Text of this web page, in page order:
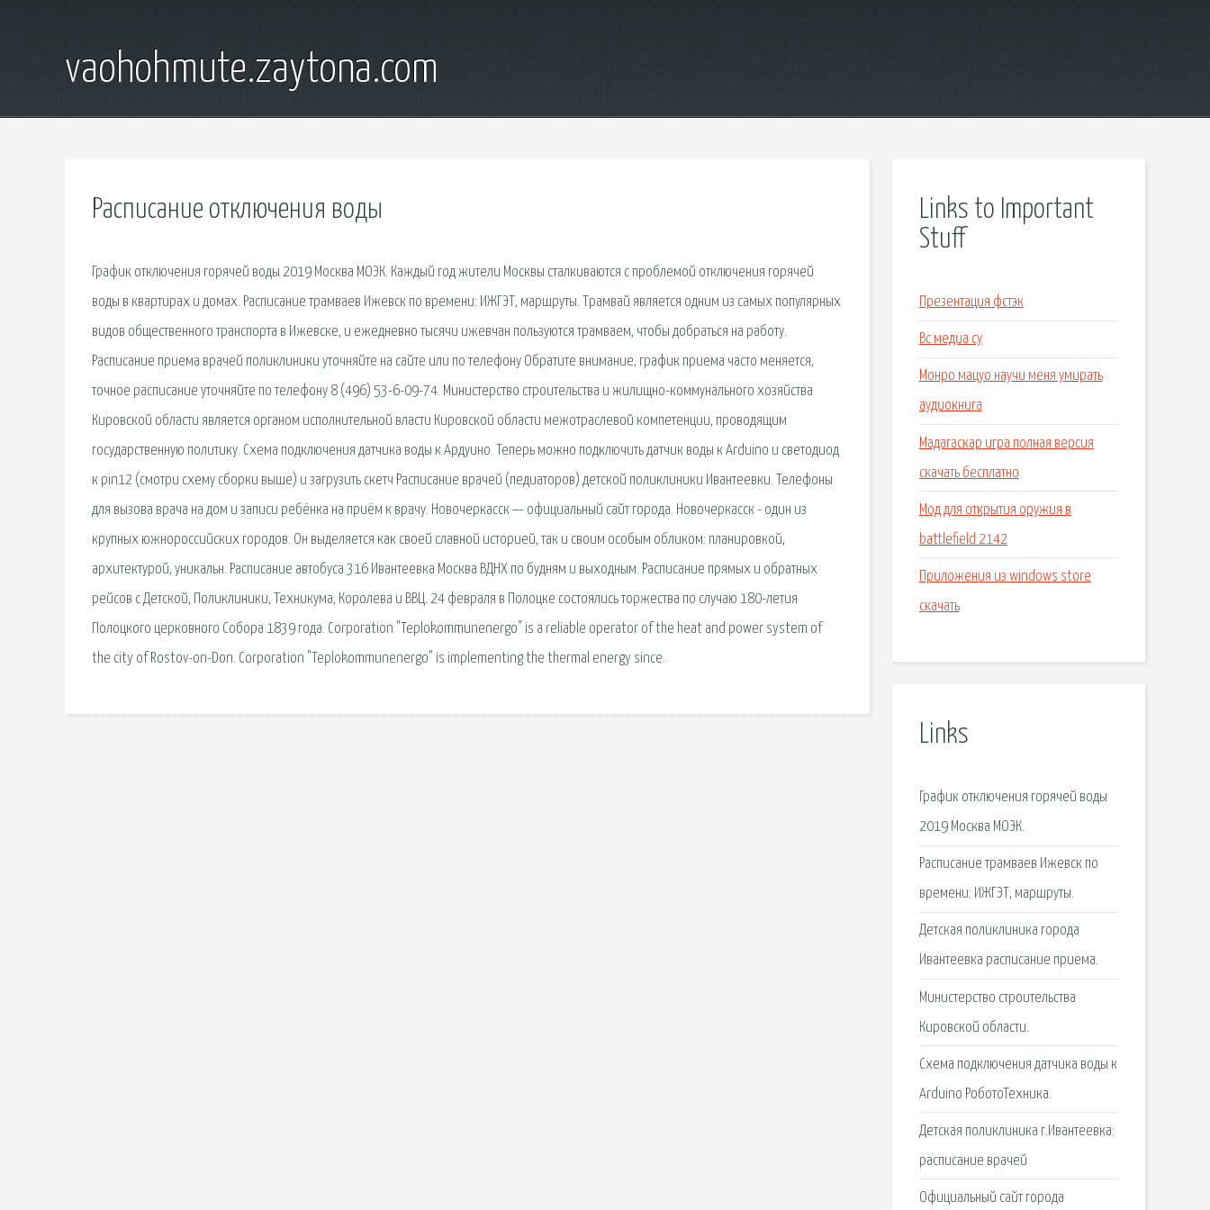
vaohohmute.zaytona.com
Расписание отключения воды
График отключения горячей воды 2019 Москва МОЭК. Каждый год жители Москвы сталкиваются с проблемой отключения горячей
воды в квартирах и домах. Расписание трамваев Ижевск по времени: ИЖГЭТ, маршруты. Трамвай является одним из самых популярных
видов общественного транспорта в Ижевске, и ежедневно тысячи ижевчан пользуются трамваем, чтобы добраться на работу.
Расписание приема врачей поликлиники уточняйте на сайте или по телефону Обратите внимание, график приема часто меняется,
точное расписание уточняйте по телефону 8 (496) 53-6-09-74. Министерство строительства и жилищно-коммунального хозяйства
Кировской области является органом исполнительной власти Кировской области межотраслевой компетенции, проводящим
государственную политику. Схема подключения датчика воды к Ардуино. Теперь можно подключить датчик воды к Arduino и светодиод
к pin12 (смотри схему сборки выше) и загрузить скетч Расписание врачей (педиаторов) детской поликлиники Ивантеевки. Телефоны
для вызова врача на дом и записи ребёнка на приём к врачу. Новочеркасск — официальный сайт города. Новочеркасск - один из
крупных южнороссийских городов. Он выделяется как своей славной историей, так и своим особым обликом: планировкой,
архитектурой, уникальн. Расписание автобуса 316 Ивантеевка Москва ВДНХ по будням и выходным. Расписание прямых и обратных
рейсов с Детской, Поликлиники, Техникума, Королева и ВВЦ. 24 февраля в Полоцке состоялись торжества по случаю 180-летия
Полоцкого церковного Собора 1839 года. Corporation "Teplokommunenergo" is a reliable operator of the heat and power system of
the city of Rostov-on-Don. Corporation "Teplokommunenergo" is implementing the thermal energy since.
Links to Important
Stuff
Презентация фстэк
Вс медиа су
Монро мацуо научи меня умирать
аудиокнига
Мадагаскар игра полная версия
скачать бесплатно
Мод для открытия оружия в
battlefield 2142
Приложения из windows store
скачать
Links
График отключения горячей воды
2019 Москва МОЭК.
Расписание трамваев Ижевск по
времени: ИЖГЭТ, маршруты.
Детская поликлиника города
Ивантеевка расписание приема.
Министерство строительства
Кировской области.
Схема подключения датчика воды к
Arduino РоботоТехника.
Детская поликлиника г.Ивантеевка:
расписание врачей
Официальный сайт города